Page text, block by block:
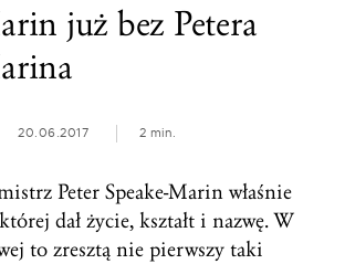
już bez Petera
20.06.2017 2 min.
Peter Speake-Marin właśnie
dał życie, kształt i nazwę. W
to zresztą nie pierwszy taki